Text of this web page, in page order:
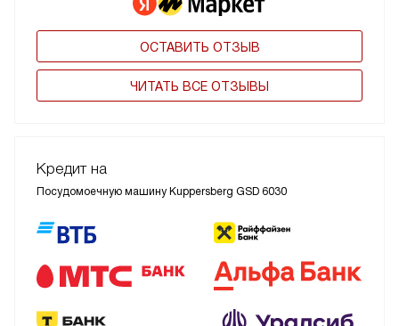
ОСТАВИТЬ ОТЗЫВ
ЧИТАТЬ ВСЕ ОТЗЫВЫ
Кредит на
Посудомоечную машину Kuppersberg GSD 6030